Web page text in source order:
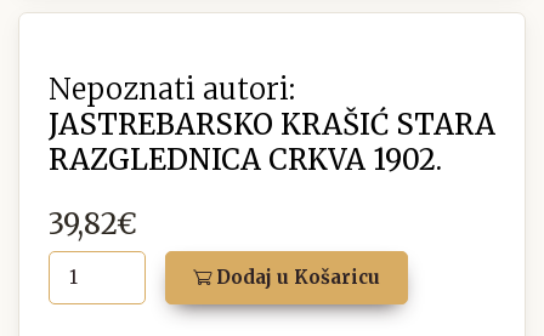
Nepoznati autori:
JASTREBARSKO KRAŠIĆ STARA
RAZGLEDNICA CRKVA 1902.
39,82€
Dodaj u Košaricu